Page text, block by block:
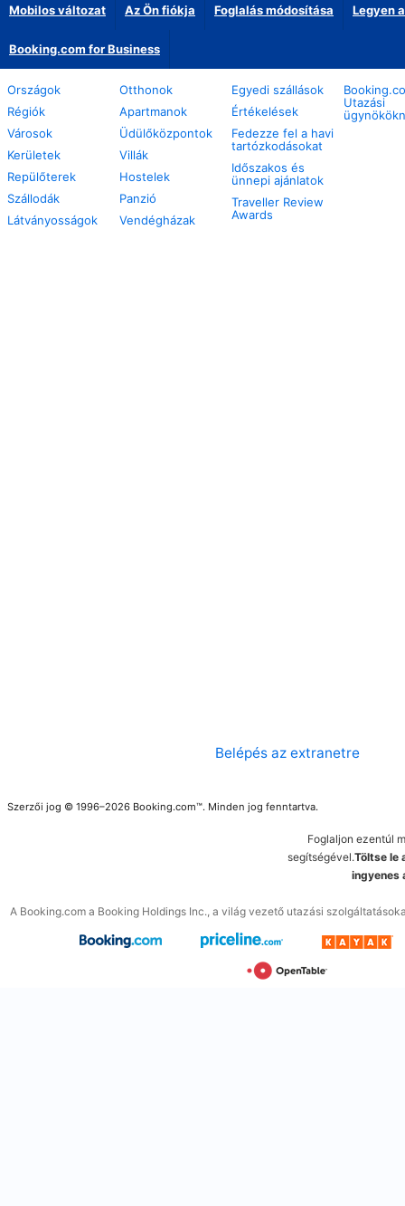
Mobilos változat Az Ön fiókja Foglalás módosítása Legyen
Booking.com for Business
Országok
Régiók
Városok
Kerületek
Repülőterek
Szállodák
Látványosságok
Otthonok
Apartmanok
Üdülőközpontok
Villák
Hostelek
Panzió
Vendégházak
Egyedi szállások
Értékelések
Fedezze fel a havi
tartózkodásokat
Időszakos és
ünnepi ajánlatok
Traveller Review
Awards
Utazási
Belépés az extranetre
Szerzői jog © 1996–2026 Booking.com™. Minden jog fenntartva.
Foglaljon ezentúl
segítségével.Töltse le
ingyenes
A Booking.com a Booking Holdings Inc., a világ vezető utazási